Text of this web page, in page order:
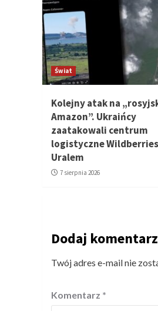
Świat
Kolejny atak na
Amazon”. Ukraińcy
zaatakowali centrum
logistyczne
Uralem
7 sierpnia 2026
Dodaj komentarz
Twój adres e-mail nie
Komentarz *